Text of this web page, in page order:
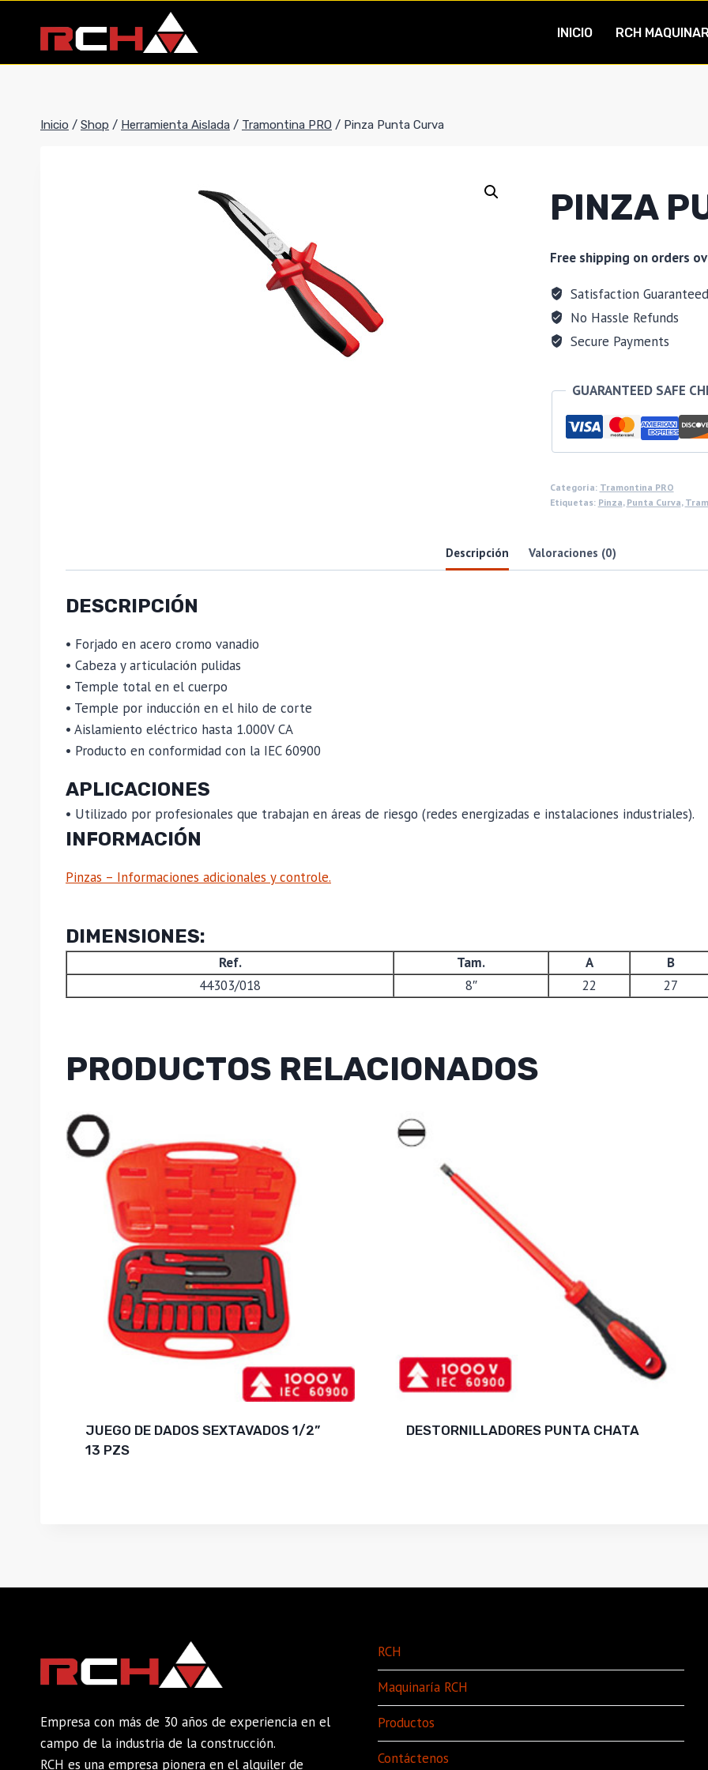
contenido
INICIO RCH
Inicio / Shop / Herramienta Aislada / Tramontina PRO / Pinza Punta Curva
PINZA
Free shipping on orders
Satisfaction Guaranteed
No Hassle Refunds
Secure Payments
GUARANTEED SAFE
Categoría: Tramontina PRO
Etiquetas: Pinza, Punta Curva,
Descripción Valoraciones (0)
DESCRIPCIÓN
• Forjado en acero cromo vanadio
• Cabeza y articulación pulidas
• Temple total en el cuerpo
• Temple por inducción en el hilo de corte
• Aislamiento eléctrico hasta 1.000V CA
• Producto en conformidad con la IEC 60900
APLICACIONES
• Utilizado por profesionales que trabajan en áreas de riesgo (redes energizadas e instalaciones industriales).
INFORMACIÓN
Pinzas – Informaciones adicionales y controle.
DIMENSIONES:
Ref. Tam. A B
44303/018
8″ 22 27
PRODUCTOS RELACIONADOS
JUEGO DE DADOS SEXTAVADOS 1/2”
13 PZS
DESTORNILLADORES PUNTA CHATA
Empresa con más de 30 años de experiencia en el
campo de la industria de la construcción.
RCH es una empresa pionera en el alquiler de
RCH
Maquinaría RCH
Productos
Contáctenos